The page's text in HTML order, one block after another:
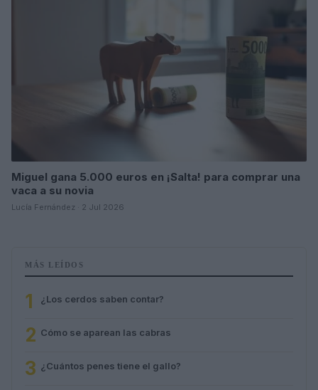
Miguel gana 5.000 euros en ¡Salta! para comprar una
vaca a su novia
Lucía Fernández · 2 Jul 2026
MÁS LEÍDOS
1 ¿Los cerdos saben contar?
2 Cómo se aparean las cabras
3 ¿Cuántos penes tiene el gallo?